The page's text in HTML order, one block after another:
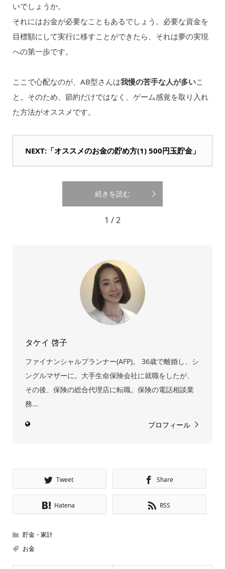
いでしょうか。
それにはお金が必要なこともあるでしょう。必要な資金を
目標額にして実行に移すことができたら、それは夢の実現
への第一歩です。
ここで心配なのが、AB型さんは我慢の苦手な人が多いこ
と。そのため、節約だけではなく、ゲーム感覚を取り入れ
た方法がオススメです。
NEXT:「オススメのお金の貯め方(1) 500円玉貯金」
続きを読む
1 / 2
タケイ 啓子
ファイナンシャルプランナー(AFP)。 36歳で離婚し、シ
ングルマザーに。大手生命保険会社に就職をしたが、
その後、保険の総合代理店に転職。保険の電話相談業
務...
プロフィール
Tweet Share
Hatena RSS
貯金・家計
お金